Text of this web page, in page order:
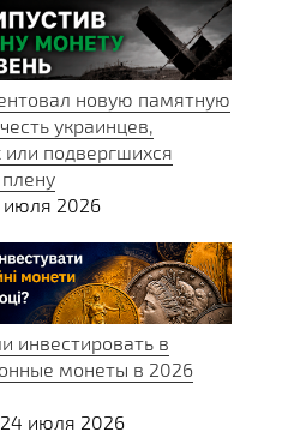
новую памятную
украинцев,
или подвергшихся
июля 2026
инвестировать в
монеты в 2026
июля 2026